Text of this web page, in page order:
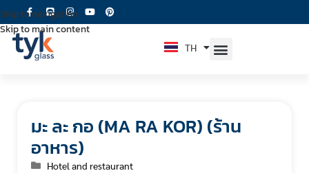
Skip to navigation
Skip to main content
TH
EN
มะ ละ กอ (MA RA KOR) (ร้าน
อาหาร)
Hotel and restaurant